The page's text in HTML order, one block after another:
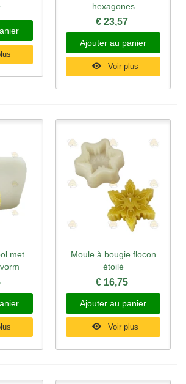
hexagones
€ 23,57
Ajouter au panier
Voir plus
met
Moule à bougie flocon
étoilé
€ 16,75
Ajouter au panier
Voir plus